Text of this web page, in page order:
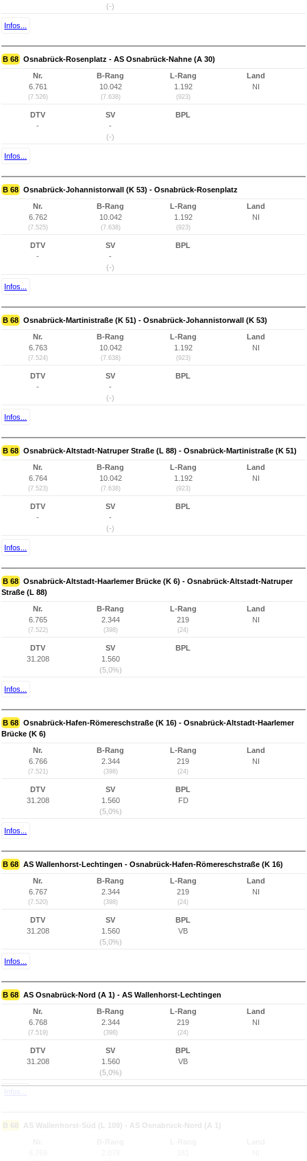
(-)
Infos...
B 68 Osnabrück-Rosenplatz - AS Osnabrück-Nahne (A 30)
Nr.
6.761
(7.526)
B-Rang
10.042
(7.638)
L-Rang
1.192
(923)
Land
NI
DTV
-
SV
-
(-)
BPL
Infos...
B 68 Osnabrück-Johannistorwall (K 53) - Osnabrück-Rosenplatz
Nr.
6.762
(7.525)
B-Rang
10.042
(7.638)
L-Rang
1.192
(923)
Land
NI
DTV
-
SV
-
(-)
BPL
Infos...
B 68 Osnabrück-Martinistraße (K 51) - Osnabrück-Johannistorwall (K 53)
Nr.
6.763
(7.524)
B-Rang
10.042
(7.638)
L-Rang
1.192
(923)
Land
NI
DTV
-
SV
-
(-)
BPL
Infos...
B 68 Osnabrück-Altstadt-Natruper Straße (L 88) - Osnabrück-Martinistraße (K 51)
Nr.
6.764
(7.523)
B-Rang
10.042
(7.638)
L-Rang
1.192
(923)
Land
NI
DTV
-
SV
-
(-)
BPL
Infos...
B 68 Osnabrück-Altstadt-Haarlemer Brücke (K 6) - Osnabrück-Altstadt-Natruper
Straße (L 88)
Nr.
6.765
(7.522)
B-Rang
2.344
(398)
L-Rang
219
(24)
Land
NI
DTV
31.208
SV
1.560
(5,0%)
BPL
Infos...
B 68 Osnabrück-Hafen-Römereschstraße (K 16) - Osnabrück-Altstadt-Haarlemer
Brücke (K 6)
Nr.
6.766
(7.521)
B-Rang
2.344
(398)
L-Rang
219
(24)
Land
NI
DTV
31.208
SV
1.560
(5,0%)
BPL
FD
Infos...
B 68 AS Wallenhorst-Lechtingen - Osnabrück-Hafen-Römereschstraße (K 16)
Nr.
6.767
(7.520)
B-Rang
2.344
(398)
L-Rang
219
(24)
Land
NI
DTV
31.208
SV
1.560
(5,0%)
BPL
VB
Infos...
B 68 AS Osnabrück-Nord (A 1) - AS Wallenhorst-Lechtingen
Nr.
6.768
(7.519)
B-Rang
2.344
(398)
L-Rang
219
(24)
Land
NI
DTV
31.208
SV
1.560
(5,0%)
BPL
VB
Infos...
B 68 AS Wallenhorst-Süd (L 109) - AS Osnabrück-Nord (A 1)